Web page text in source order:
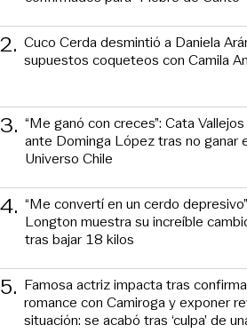
2. Cuco Cerda desmintió a Daniela
supuestos coqueteos con Camila
3. “Me ganó con creces”: Cata
ante Dominga López tras no ganar
Universo Chile
4. “Me convertí en un cerdo
Longton muestra su increíble
tras bajar 18 kilos
5. Famosa actriz impacta tras
romance con Camiroga y exponer
situación: se acabó tras ‘culpa’ de